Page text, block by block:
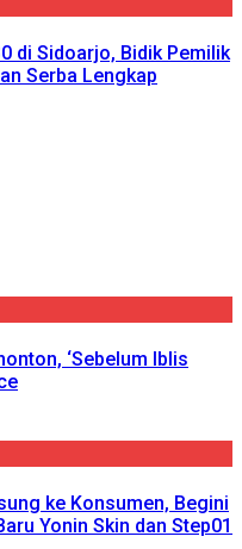
di Sidoarjo, Bidik Pemilik
Serba Lengkap
‘Sebelum Iblis
ke Konsumen, Begini
Yonin Skin dan Step01